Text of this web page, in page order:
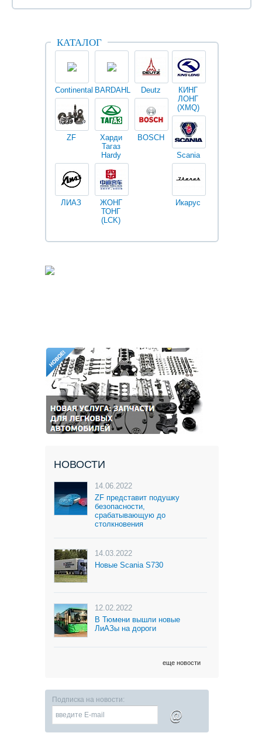
КАТАЛОГ
Continental BARDAHL Deutz
ZF
Харди
Тагаз
Hardy
BOSCH
ЛИАЗ
ЖОНГ
ТОНГ
(LCK)
КИНГ
ЛОНГ
(XMQ)
Scania
Икарус
НОВОСТИ
14.06.2022
ZF представит подушку
безопасности,
срабатывающую до
столкновения
14.03.2022
Новые Scania S730
12.02.2022
В Тюмени вышли новые
ЛиАЗы на дороги
еще новости
Подписка на новости:
@